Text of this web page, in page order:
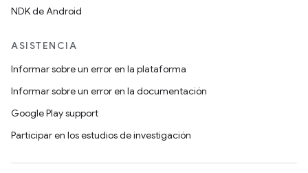
NDK de Android
ASISTENCIA
Informar sobre un error en la plataforma
Informar sobre un error en la documentación
Google Play support
Participar en los estudios de investigación